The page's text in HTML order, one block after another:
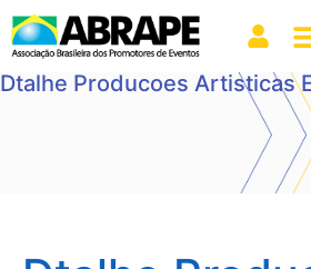
Dtalhe Producoes Artisticas